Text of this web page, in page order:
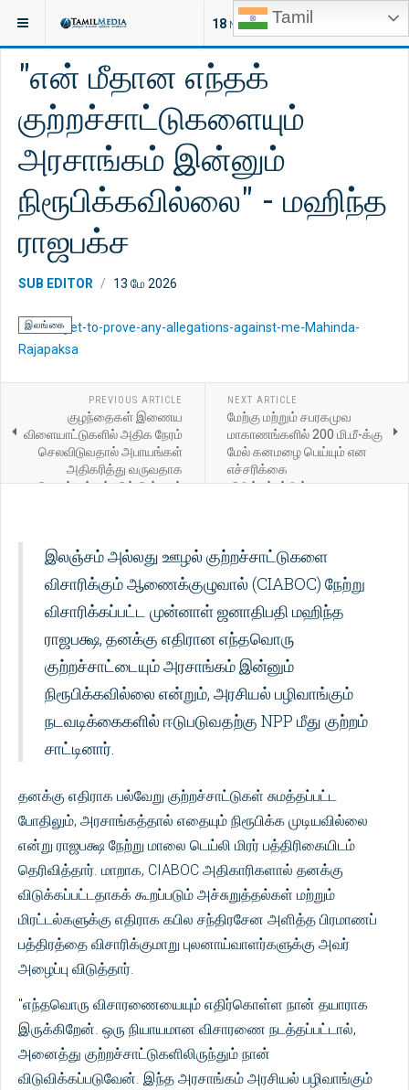
Tamil
18 NEW ARTICLES
இருக்குமிடம்: செய்திகள்
"என் மீதான எந்தக்
குற்றச்சாட்டுகளையும்
அரசாங்கம் இன்னும்
நிரூபிக்கவில்லை" - மஹிந்த
ராஜபக்ச
SUB EDITOR 13 மே 2026
இலங்கை
PREVIOUS ARTICLE
குழந்தைகள் இணைய
விளையாட்டுகளில் அதிக நேரம்
செலவிடுவதால் அபாயங்கள்
அதிகரித்து வருவதாக
நிபுணர்கள் எச்சரிக்கின்றனர்
NEXT ARTICLE
மேற்கு மற்றும் சபரகமுவ
மாகாணங்களில் 200 மி.மீ-க்கு
மேல் கனமழை பெய்யும் என
எச்சரிக்கை
விடுக்கப்பட்டுள்ளது.
இலஞ்சம் அல்லது ஊழல் குற்றச்சாட்டுகளை
விசாரிக்கும் ஆணைக்குழுவால் (CIABOC) நேற்று
விசாரிக்கப்பட்ட முன்னாள் ஜனாதிபதி மஹிந்த
ராஜபக்ஷ, தனக்கு எதிரான எந்தவொரு
குற்றச்சாட்டையும் அரசாங்கம் இன்னும்
நிரூபிக்கவில்லை என்றும், அரசியல் பழிவாங்கும்
நடவடிக்கைகளில் ஈடுபடுவதற்கு NPP மீது குற்றம்
சாட்டினார்.
தனக்கு எதிராக பல்வேறு குற்றச்சாட்டுகள் சுமத்தப்பட்ட
போதிலும், அரசாங்கத்தால் எதையும் நிரூபிக்க முடியவில்லை
என்று ராஜபக்ஷ நேற்று மாலை டெய்லி மிரர் பத்திரிகையிடம்
தெரிவித்தார். மாறாக, CIABOC அதிகாரிகளால் தனக்கு
விடுக்கப்பட்டதாகக் கூறப்படும் அச்சுறுத்தல்கள் மற்றும்
மிரட்டல்களுக்கு எதிராக கபில சந்திரசேன அளித்த பிரமாணப்
பத்திரத்தை விசாரிக்குமாறு புலனாய்வாளர்களுக்கு அவர்
அழைப்பு விடுத்தார்.
"எந்தவொரு விசாரணையையும் எதிர்கொள்ள நான் தயாராக
இருக்கிறேன். ஒரு நியாயமான விசாரணை நடத்தப்பட்டால்,
அனைத்து குற்றச்சாட்டுகளிலிருந்தும் நான்
விடுவிக்கப்படுவேன். இந்த அரசாங்கம் அரசியல் பழிவாங்கும்